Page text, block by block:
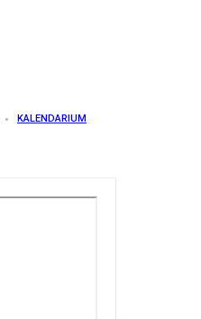
KALENDARIUM